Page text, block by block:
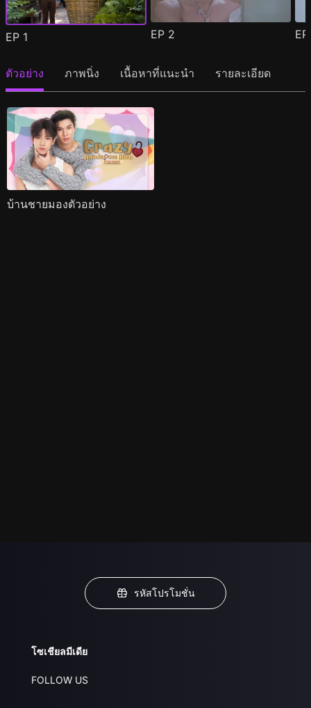
EP 1 EP 2
ตัวอย่าง ภาพนิ่ง เนื้อหาที่แนะนำ รายละเอียด
บ้านชายมองตัวอย่าง
รหัสโปรโมชั่น
โซเชียลมีเดีย
FOLLOW US